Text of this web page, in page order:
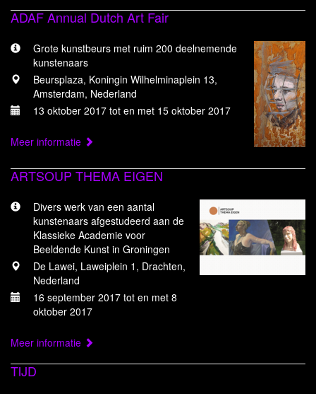
ADAF Annual Dutch Art Fair
Grote kunstbeurs met ruim 200 deelnemende
kunstenaars
Beursplaza, Koningin Wilhelminaplein 13,
Amsterdam, Nederland
13 oktober 2017 tot en met 15 oktober 2017
Meer informatie
ARTSOUP THEMA EIGEN
Divers werk van een aantal
kunstenaars afgestudeerd aan de
Klassieke Academie voor
Beeldende Kunst in Groningen
De Lawei, Laweiplein 1, Drachten,
Nederland
16 september 2017 tot en met 8
oktober 2017
Meer informatie
TIJD